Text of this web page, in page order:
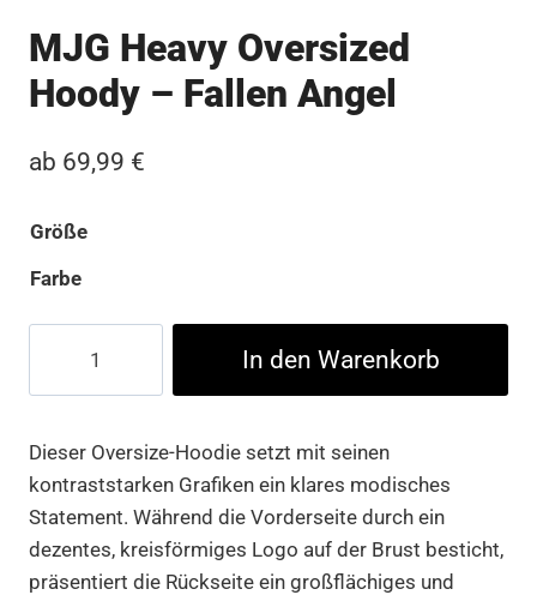
MJG Heavy Oversized
Hoody – Fallen Angel
ab 69,99 €
Größe
Farbe
Oversized
-
Fallen
Angel
Menge
In den Warenkorb
Dieser Oversize-Hoodie setzt mit seinen
kontraststarken Grafiken ein klares modisches
Statement. Während die Vorderseite durch ein
dezentes, kreisförmiges Logo auf der Brust besticht,
präsentiert die Rückseite ein großflächiges und